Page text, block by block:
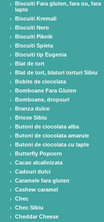
Biscuiti Fara gluten, fara ou, fara
lapte
Biscuiti Kremali
Biscuiti Nero
Biscuiti Piknik
Biscuiti Spieta
Biscuiti tip Eugenia
Blat de tort
Blat de tort, blaturi torturi Sibiu
Bobite de ciocolata
Bomboane Fara Gluten
Bomboane, dropsuri
Branza dulce
Briose Sibiu
Butoni de ciocolata alba
Butoni de ciocolata amaruie
Butoni de ciocolata cu lapte
Butterfly Popcorn
Cacao alcalinizata
Cadouri dulci
Caramele fara gluten
Cashew caramel
Chec
Chec Sibiu
Cheddar Cheese